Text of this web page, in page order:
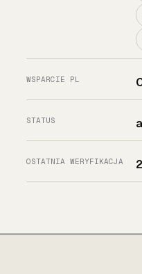
WSPARCIE PL
STATUS
OSTATNIA WERYFIKACJA